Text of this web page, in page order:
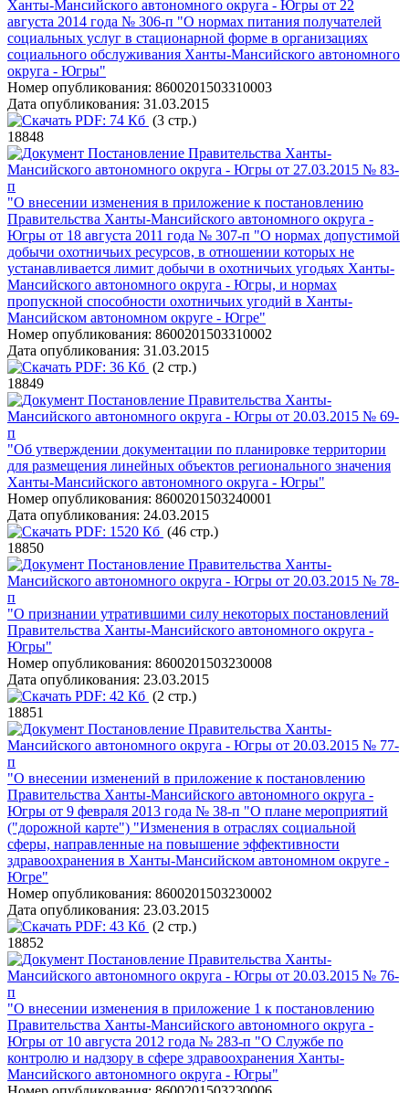
Ханты-Мансийского автономного округа - Югры от 22
августа 2014 года № 306-п "О нормах питания получателей
социальных услуг в стационарной форме в организациях
социального обслуживания Ханты-Мансийского автономного
округа - Югры"
Номер опубликования: 8600201503310003
Дата опубликования: 31.03.2015
PDF: 74 Кб (3 стр.)
18848
Постановление Правительства Ханты-
Мансийского автономного округа - Югры от 27.03.2015 № 83-
п
"О внесении изменения в приложение к постановлению
Правительства Ханты-Мансийского автономного округа -
Югры от 18 августа 2011 года № 307-п "О нормах допустимой
добычи охотничьих ресурсов, в отношении которых не
устанавливается лимит добычи в охотничьих угодьях Ханты-
Мансийского автономного округа - Югры, и нормах
пропускной способности охотничьих угодий в Ханты-
Мансийском автономном округе - Югре"
Номер опубликования: 8600201503310002
Дата опубликования: 31.03.2015
PDF: 36 Кб (2 стр.)
18849
Постановление Правительства Ханты-
Мансийского автономного округа - Югры от 20.03.2015 № 69-
п
"Об утверждении документации по планировке территории
для размещения линейных объектов регионального значения
Ханты-Мансийского автономного округа - Югры"
Номер опубликования: 8600201503240001
Дата опубликования: 24.03.2015
PDF: 1520 Кб (46 стр.)
18850
Постановление Правительства Ханты-
Мансийского автономного округа - Югры от 20.03.2015 № 78-
п
"О признании утратившими силу некоторых постановлений
Правительства Ханты-Мансийского автономного округа -
Югры"
Номер опубликования: 8600201503230008
Дата опубликования: 23.03.2015
PDF: 42 Кб (2 стр.)
18851
Постановление Правительства Ханты-
Мансийского автономного округа - Югры от 20.03.2015 № 77-
п
"О внесении изменений в приложение к постановлению
Правительства Ханты-Мансийского автономного округа -
Югры от 9 февраля 2013 года № 38-п "О плане мероприятий
("дорожной карте") "Изменения в отраслях социальной
сферы, направленные на повышение эффективности
здравоохранения в Ханты-Мансийском автономном округе -
Югре"
Номер опубликования: 8600201503230002
Дата опубликования: 23.03.2015
PDF: 43 Кб (2 стр.)
18852
Постановление Правительства Ханты-
Мансийского автономного округа - Югры от 20.03.2015 № 76-
п
"О внесении изменения в приложение 1 к постановлению
Правительства Ханты-Мансийского автономного округа -
Югры от 10 августа 2012 года № 283-п "О Службе по
контролю и надзору в сфере здравоохранения Ханты-
Мансийского автономного округа - Югры"